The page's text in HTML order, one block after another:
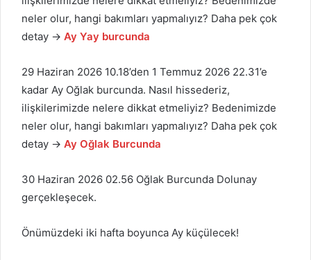
neler olur, hangi bakımları yapmalıyız? Daha pek çok
detay → Ay Yay burcunda
29 Haziran 2026 10.18’den 1 Temmuz 2026 22.31’e
kadar Ay Oğlak burcunda. Nasıl hissederiz,
ilişkilerimizde nelere dikkat etmeliyiz? Bedenimizde
neler olur, hangi bakımları yapmalıyız? Daha pek çok
detay → Ay Oğlak Burcunda
30 Haziran 2026 02.56 Oğlak Burcunda Dolunay
gerçekleşecek.
Önümüzdeki iki hafta boyunca Ay küçülecek!